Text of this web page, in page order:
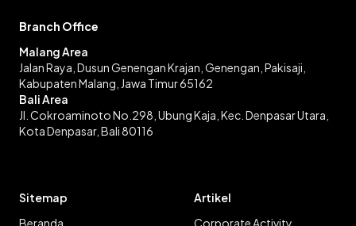
Branch Office
Malang Area
Jalan Raya, Dusun Genengan Krajan, Genengan, Pakisaji,
Kabupaten Malang, Jawa Timur 65162
Bali Area
Jl. Cokroaminoto No.298, Ubung Kaja, Kec. Denpasar Utara,
Kota Denpasar, Bali 80116
Sitemap
Beranda
Artikel
Corporate Activity